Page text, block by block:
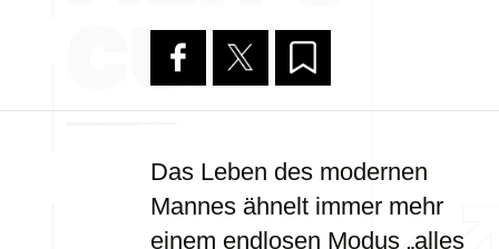
Das Leben des modernen
Mannes ähnelt immer mehr
einem endlosen Modus „alles